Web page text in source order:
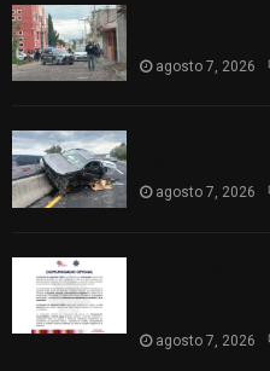
agosto 7, 2026
agosto 7, 2026
agosto 7, 2026